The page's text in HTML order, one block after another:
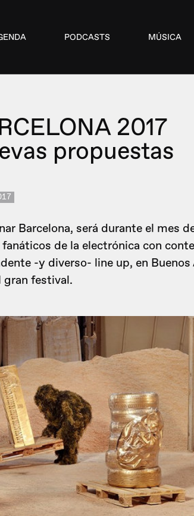
PODCASTS MÚSICA
2017
propuestas
Barcelona, será durante el mes
de la electrónica con
-y diverso- line up, en
gran festival.